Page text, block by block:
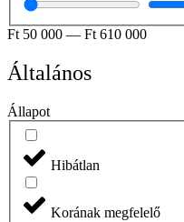
Ft 50 000 — Ft 610 000
Általános
Állapot
Hibátlan
Korának megfelelő